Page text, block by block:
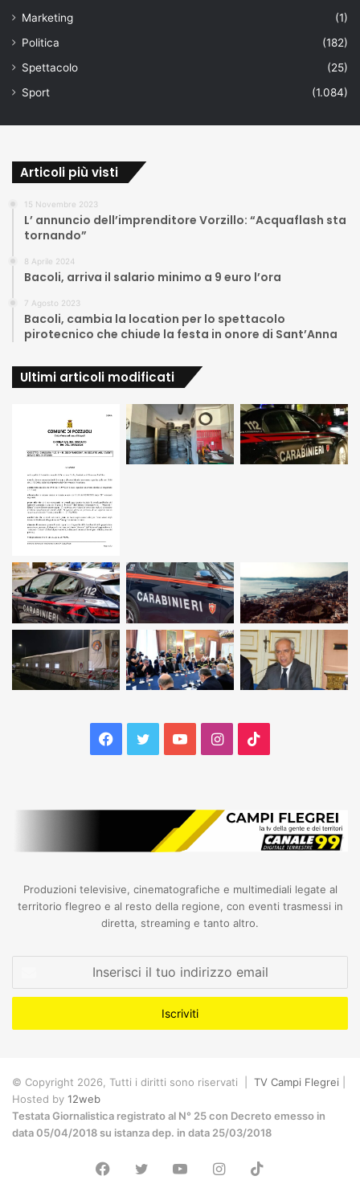
Marketing
(1)
Politica
(182)
Spettacolo
(25)
Sport
(1.084)
Articoli più visti
15 Novembre 2023
L’ annuncio dell’imprenditore Vorzillo: “Acquaflash sta
tornando”
8 Aprile 2024
Bacoli, arriva il salario minimo a 9 euro l’ora
7 Agosto 2023
Bacoli, cambia la location per lo spettacolo
pirotecnico che chiude la festa in onore di Sant’Anna
Ultimi articoli modificati
Facebook
TwitterYouTubeInstagram
Produzioni televisive, cinematografiche e multimediali legate al
territorio flegreo e al resto della regione, con eventi trasmessi in
diretta, streaming e tanto altro.
tuo
email
© Copyright 2026, Tutti i diritti sono riservati | TV Campi Flegrei
Hosted by 12web
Testata Giornalistica registrato al N° 25 con Decreto emesso in
data 05/04/2018 su istanza dep. in data 25/03/2018
Facebook
TwitterYouTubeInstagram